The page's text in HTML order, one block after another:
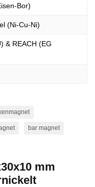
Bor)
(Ni-Cu-Ni)
& REACH (EG
bar magnet
mm